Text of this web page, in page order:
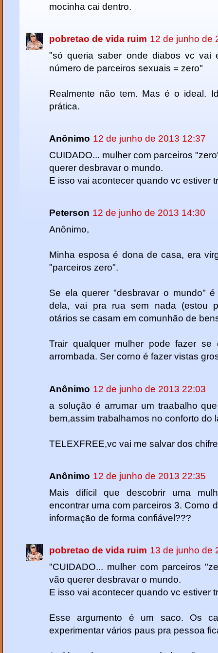
mocinha cai dentro.
pobretao de vida ruim 12 de junho de
"só queria saber onde diabos vc vai
número de parceiros sexuais = zero"
Realmente não tem. Mas é o ideal.
prática.
Anônimo 12 de junho de 2013 12:37
CUIDADO... mulher com parceiros
querer desbravar o mundo.
E isso vai acontecer quando vc estiver
Peterson 12 de junho de 2013 14:30
Anônimo,
Minha esposa é dona de casa, era
"parceiros zero".
Se ela querer "desbravar o mundo"
dela, vai pra rua sem nada (estou
otários se casam em comunhão de
Trair qualquer mulher pode fazer
arrombada. Ser corno é fazer vistas
Anônimo 12 de junho de 2013 22:03
a solução é arrumar um traabalho
bem,assim trabalhamos no conforto do
TELEXFREE,vc vai me salvar dos
Anônimo 12 de junho de 2013 22:35
Mais difícil que descobrir uma
encontrar uma com parceiros 3. Como
informação de forma confiável???
pobretao de vida ruim 13 de junho de
"CUIDADO... mulher com parceiros
vão querer desbravar o mundo.
E isso vai acontecer quando vc estiver
Esse argumento é um saco. Os
experimentar vários paus pra pessoa